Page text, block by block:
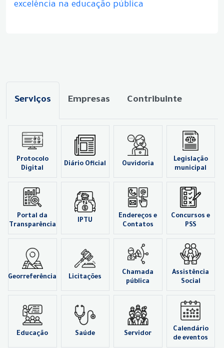
excelência na educação pública
Serviços Empresas Contribuinte
Protocolo
Digital
Diário Oficial Ouvidoria
Legislação
municipal
Portal da
Transparência
IPTU
Endereços e
Contatos
Concursos e
PSS
Georreferência Licitações
Chamada
pública
Assistência
Social
Educação Saúde Servidor
Calendário
de eventos